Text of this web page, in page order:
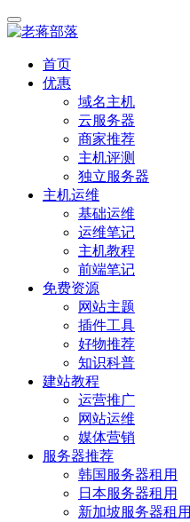
首页
优惠
域名主机
云服务器
商家推荐
主机评测
独立服务器
主机运维
基础运维
运维笔记
主机教程
前端笔记
免费资源
网站主题
插件工具
好物推荐
知识科普
建站教程
运营推广
网站运维
媒体营销
服务器推荐
韩国服务器租用
日本服务器租用
新加坡服务器租用